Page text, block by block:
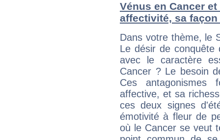
Vénus en Cancer
affectivité, sa
Dans votre thème, le
Le désir de conquête
avec le caractère
Cancer ? Le besoin
Ces
affective, et sa
ces deux signes
émotivité à fleur de
où le Cancer se veut